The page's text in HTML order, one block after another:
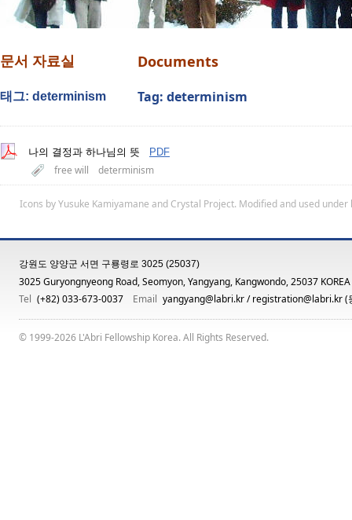
문서 자료실
태그: determinism
Documents
Tag: determinism
나의 결정과 하나님의 뜻 PDF
free will determinism
Icons byYusuke Kamiyamane and Crystal Project. Modified and used under
강원도 양양군 서면 구룡령로 3025 (25037)
3025 Guryongnyeong Road, Seomyon, Yangyang, Kangwondo, 25037 KOREA
Tel (+82) 033-673-0037 Email yangyang@labri.kr/registration@labri.kr(
© 1999-2026 L'Abri Fellowship Korea. All Rights Reserved.